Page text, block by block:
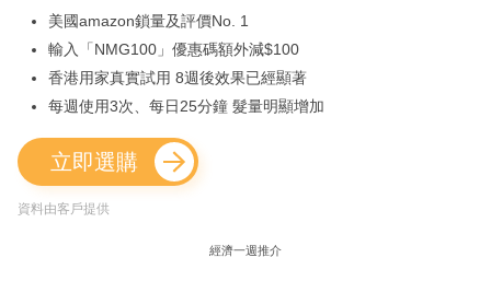
美國amazon鎖量及評價No. 1
輸入「NMG100」優惠碼額外減$100
香港用家真實試用 8週後效果已經顯著
每週使用3次、每日25分鐘 髮量明顯增加
立即選購
資料由客戶提供
經濟一週推介